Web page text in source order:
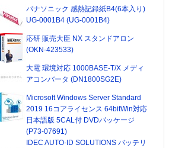
パナソニック 感熱記録紙B4(6本入り)
UG-0001B4 (UG-0001B4)
応研 販売大臣 NX スタンドアロン
(OKN-423533)
大電 環境対応 1000BASE-T/X メディ
アコンバータ (DN1800SG2E)
Microsoft Windows Server Standard
2019 16コアライセンス 64bitWin対応
日本語版 5CAL付 DVDパッケージ
(P73-07691)
IDEC AUTO-ID SOLUTIONS バッテリ